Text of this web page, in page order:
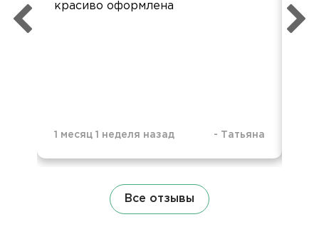
красиво оформлена
1 месяц 1 неделя назад - Татьяна
Все отзывы